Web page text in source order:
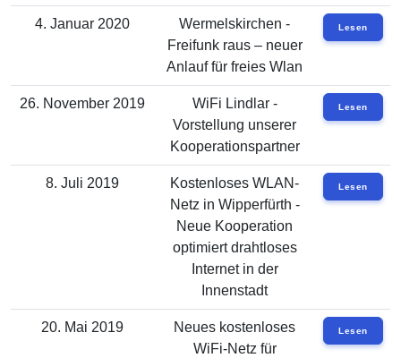
4. Januar 2020
Wermelskirchen -
Freifunk raus – neuer
Anlauf für freies Wlan
Lesen
26. November 2019
WiFi Lindlar -
Vorstellung unserer
Kooperationspartner
Lesen
8. Juli 2019
Kostenloses WLAN-
Netz in Wipperfürth -
Neue Kooperation
optimiert drahtloses
Internet in der
Innenstadt
Lesen
20. Mai 2019
Neues kostenloses
WiFi-Netz für
Lesen